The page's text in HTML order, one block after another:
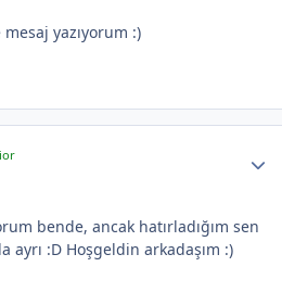
mesaj yazıyorum :)
bende, ancak hatırladığım sen
ayrı :D Hoşgeldin arkadaşım :)